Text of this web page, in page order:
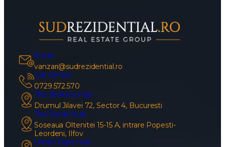
Email
vanzari@sudrezidential.ro
Call Center
0729.572.570
The Brokers Hub
Drumul Jilavei 72, Sector 4, Bucuresti
The Social Hub
Soseaua Oltenitei 15-15 A, intrare Popesti-
Leordeni, Ilfov
Urban Expo Hub